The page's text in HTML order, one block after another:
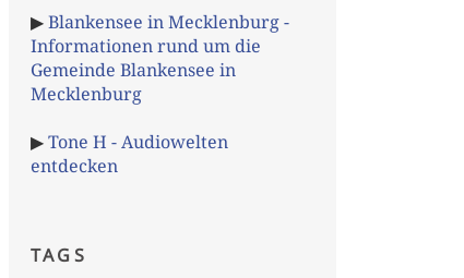
▶Blankensee in Mecklenburg -
Informationen rund um die
Gemeinde Blankensee in
Mecklenburg
▶Tone H - Audiowelten
entdecken
TAGS